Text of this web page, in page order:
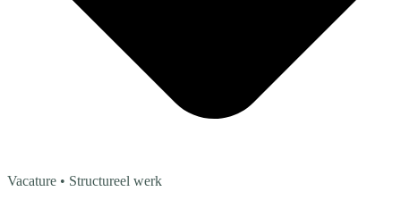
Vacature • Structureel werk